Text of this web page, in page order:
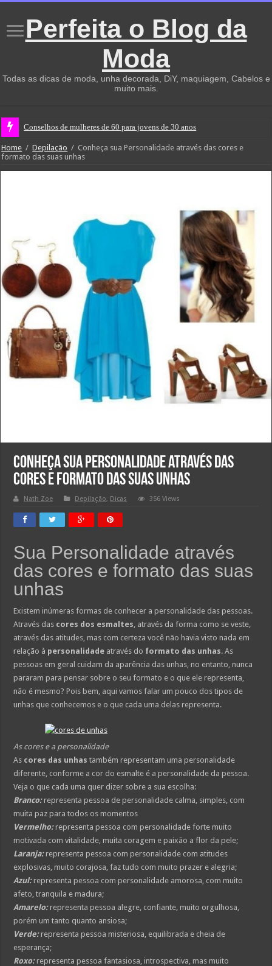
Perfeita o Blog da
Moda
Todas as dicas de moda, unha decorada, DiY, maquiagem, Cabelos e
muito mais.
Conselhos de mulheres de 60 para jovens de 30 anos
Home / Depilação / Conheça sua Personalidade através das cores e
formato das suas unhas
Conheça sua Personalidade através das
cores e formato das suas unhas
Nath Zoe Depilação, Dicas 356 Views
Sua Personalidade através
das cores e formato das suas
unhas
Existem inúmeras formas de conhecer a personalidade das pessoas.
Através das cores dos esmaltes , através da forma como se veste,
através das atitudes, mas com certeza você não havia visto nada em
relação à personalidade através do formato das unhas. As
pessoas em geral cuidam da aparência das unhas, no entanto, nunca
pararam para pensar sobre o seu formato e o que ele representa,
não é mesmo? Pois bem, aqui vamos falar um pouco dos tipos de
unhas que conhecemos e o que cada uma delas representa.
As cores e a personalidade
As cores das unhas também representam uma personalidade
diferente, conforme a cor do esmalte é a personalidade da pessoa.
Veja o que cada uma quer dizer sobre a sua escolha:
Branco: representa pessoa de personalidade calma, simples, com
muita paz para todos os momentos
Vermelho:representa pessoa com personalidade forte muito
motivada com vitalidade, muita coragem e paixão a flor da pele;
Laranja:representa pessoa com personalidade com atitudes
explosivas, muito corajosa, faz tudo com muito prazer e alegria;
Azul: representa pessoa com personalidade amorosa, com muito
afeto, tranquila e madura;
Amarelo:representa pessoa alegre, confiante, muito orgulhosa,
porém um tanto quanto ansiosa;
Verde:representa pessoa misteriosa, equilibrada e cheia de
esperança;
Roxo:representa pessoa fantasiosa, introspectiva, mas muito